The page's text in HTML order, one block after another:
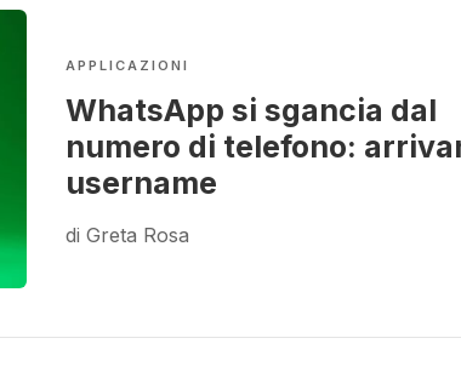
APPLICAZIONI
WhatsApp si sgancia dal
numero di telefono:
username
di Greta Rosa